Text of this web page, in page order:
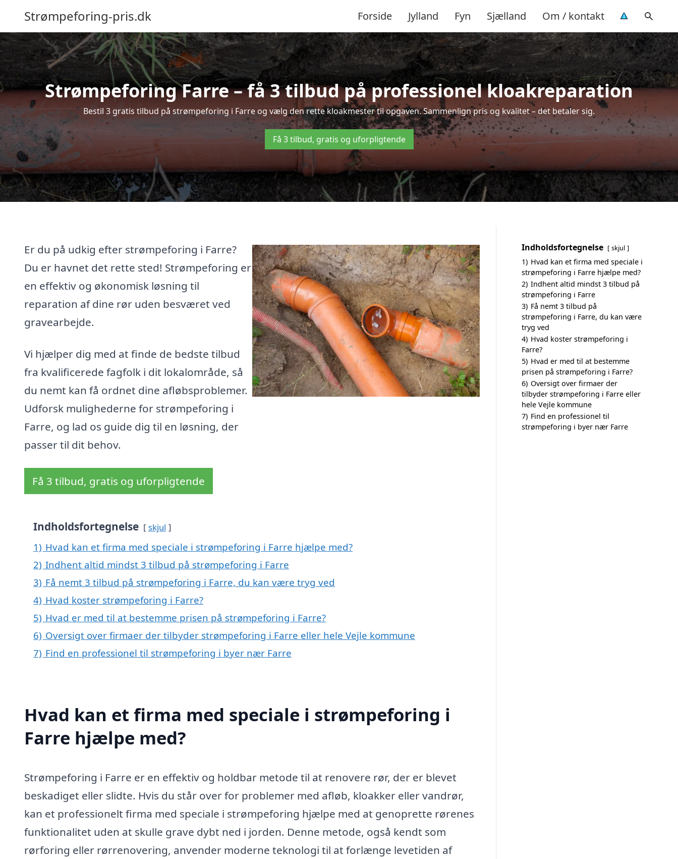
Strømpeforing-pris.dk Forside Jylland Fyn Sjælland Om / kontakt
Strømpeforing Farre – få 3 tilbud på professionel kloakreparation
Bestil 3 gratis tilbud på strømpeforing i Farre og vælg den rette kloakmester til opgaven. Sammenlign pris og kvalitet – det betaler sig.
Få 3 tilbud, gratis og uforpligtende
Er du på udkig efter strømpeforing i Farre?
Du er havnet det rette sted! Strømpeforing er
en effektiv og økonomisk løsning til
reparation af dine rør uden besværet ved
gravearbejde.
Vi hjælper dig med at finde de bedste tilbud
fra kvalificerede fagfolk i dit lokalområde, så
du nemt kan få ordnet dine afløbsproblemer.
Udforsk mulighederne for strømpeforing i
Farre, og lad os guide dig til en løsning, der
passer til dit behov.
Få 3 tilbud, gratis og uforpligtende
Indholdsfortegnelse skjul
1) Hvad kan et firma med speciale i strømpeforing i Farre hjælpe med?
2) Indhent altid mindst 3 tilbud på strømpeforing i Farre
3) Få nemt 3 tilbud på strømpeforing i Farre, du kan være tryg ved
4) Hvad koster strømpeforing i Farre?
5) Hvad er med til at bestemme prisen på strømpeforing i Farre?
6) Oversigt over firmaer der tilbyder strømpeforing i Farre eller hele Vejle kommune
7) Find en professionel til strømpeforing i byer nær Farre
Hvad kan et firma med speciale i strømpeforing i
Farre hjælpe med?
Strømpeforing i Farre er en effektiv og holdbar metode til at renovere rør, der er blevet
beskadiget eller slidte. Hvis du står over for problemer med afløb, kloakker eller vandrør,
kan et professionelt firma med speciale i strømpeforing hjælpe med at genoprette rørenes
funktionalitet uden at skulle grave dybt ned i jorden. Denne metode, også kendt som
rørforing eller rørrenovering, anvender moderne teknologi til at forlænge levetiden af
Indholdsfortegnelse skjul
1) Hvad kan et firma med speciale i
strømpeforing i Farre hjælpe med?
2) Indhent altid mindst 3 tilbud på
strømpeforing i Farre
3) Få nemt 3 tilbud på
strømpeforing i Farre, du kan være
tryg ved
4) Hvad koster strømpeforing i
Farre?
5) Hvad er med til at bestemme
prisen på strømpeforing i Farre?
6) Oversigt over firmaer der
tilbyder strømpeforing i Farre eller
hele Vejle kommune
7) Find en professionel til
strømpeforing i byer nær Farre